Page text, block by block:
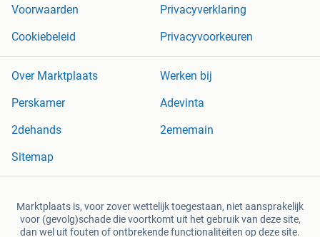
Voorwaarden
Privacyverklaring
Cookiebeleid
Privacyvoorkeuren
Over Marktplaats
Werken bij
Perskamer
Adevinta
2dehands
2ememain
Sitemap
Marktplaats is, voor zover wettelijk toegestaan, niet aansprakelijk
voor (gevolg)schade die voortkomt uit het gebruik van deze site,
dan wel uit fouten of ontbrekende functionaliteiten op deze site.